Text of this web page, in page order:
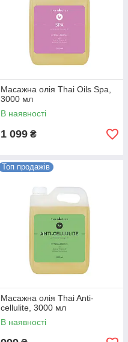
Масажна олія Thai Oils Spa,
3000 мл
В наявності
1 099 ₴
Топ продажів
Масажна олія Thai Anti-
cellulite, 3000 мл
В наявності